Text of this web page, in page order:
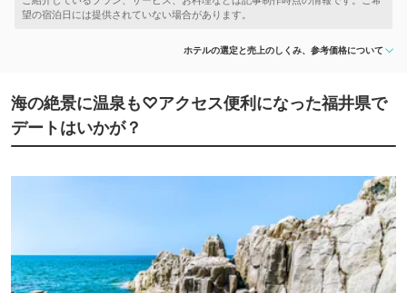
ホテルの選定と売上のしくみ、参考価格について
海の絶景に温泉も♡アクセス便利になった福井県で
デートはいかが？